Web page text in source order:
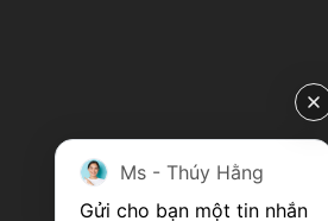
Ms - Thúy Hằng
Gửi cho bạn một tin nhắn